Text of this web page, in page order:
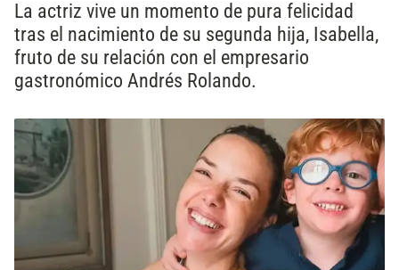
La actriz vive un momento de pura felicidad
tras el nacimiento de su segunda hija, Isabella,
fruto de su relación con el empresario
gastronómico Andrés Rolando.